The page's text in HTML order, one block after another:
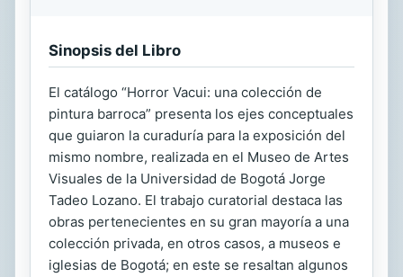
Sinopsis del Libro
El catálogo “Horror Vacui: una colección de
pintura barroca” presenta los ejes conceptuales
que guiaron la curaduría para la exposición del
mismo nombre, realizada en el Museo de Artes
Visuales de la Universidad de Bogotá Jorge
Tadeo Lozano. El trabajo curatorial destaca las
obras pertenecientes en su gran mayoría a una
colección privada, en otros casos, a museos e
iglesias de Bogotá; en este se resaltan algunos